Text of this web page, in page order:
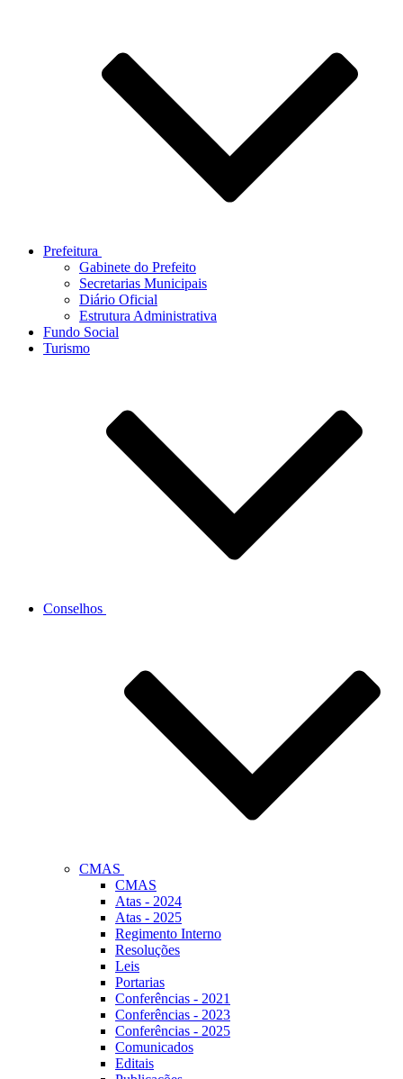
Prefeitura
Gabinete do Prefeito
Secretarias Municipais
Diário Oficial
Estrutura Administrativa
Fundo Social
Turismo
Conselhos
CMAS
CMAS
Atas - 2024
Atas - 2025
Regimento Interno
Resoluções
Leis
Portarias
Conferências - 2021
Conferências - 2023
Conferências - 2025
Comunicados
Editais